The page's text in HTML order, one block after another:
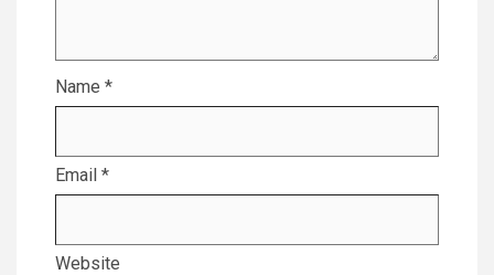
Name *
Email *
Website